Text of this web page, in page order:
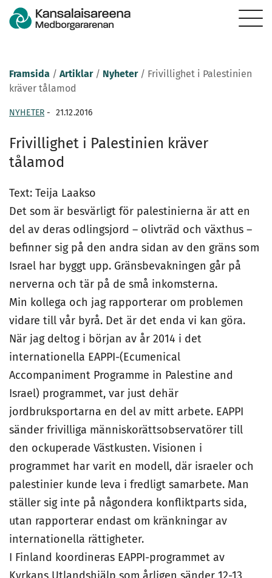
Framsida / Artiklar/ Nyheter/ Frivillighet i Palestinien
kräver tålamod
NYHETER - 21.12.2016
Frivillighet i Palestinien kräver
tålamod
Text: Teija Laakso
Det som är besvärligt för palestinierna är att en
del av deras odlingsjord – olivträd och växthus –
befinner sig på den andra sidan av den gräns som
Israel har byggt upp. Gränsbevakningen går på
nerverna och tär på de små inkomsterna.
Min kollega och jag rapporterar om problemen
vidare till vår byrå. Det är det enda vi kan göra.
När jag deltog i början av år 2014 i det
internationella EAPPI-(Ecumenical
Accompaniment Programme in Palestine and
Israel) programmet, var just dehär
jordbruksportarna en del av mitt arbete. EAPPI
sänder frivilliga människorättsobservatörer till
den ockuperade Västkusten. Visionen i
programmet har varit en modell, där israeler och
palestinier kunde leva i fredligt samarbete. Man
ställer sig inte på någondera konfliktparts sida,
utan rapporterar endast om kränkningar av
internationella rättigheter.
I Finland koordineras EAPPI-programmet av